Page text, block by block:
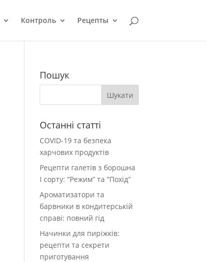
Контроль Рецепты
Пошук
Останні статті
COVID-19 та безпека
харчових продуктів
Рецепти галетів з борошна
І сорту: “Режим” та “Похід”
Ароматизатори та
барвники в кондитерській
справі: повний гід
Начинки для пиріжків:
рецепти та секрети
приготування